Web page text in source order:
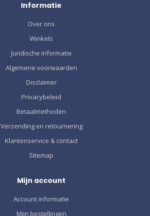
Informatie
Over ons
Winkels
Juridische informatie
Algemene voorwaarden
Disclaimer
Privacybeleid
Betaalmethoden
Verzending en retournering
Klantenservice & contact
Sitemap
Mijn account
Account informatie
Mijn bestellingen